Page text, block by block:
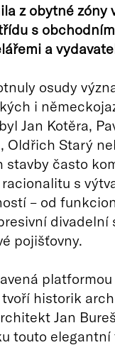
z obytné zóny
s
a
osudy
i
Jan Kotěra,
Oldřich Starý
stavby často
s
– od
divadelní
pojišťovny.
tvoří historik
Jan
touto